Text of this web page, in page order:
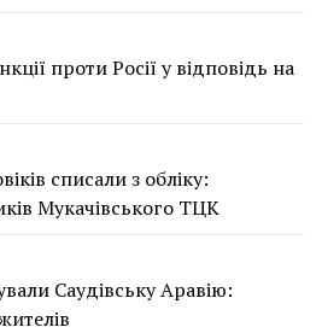
проти Росії у відповідь на
списали з обліку:
Мукачівського ТЦК
Саудівську Аравію: